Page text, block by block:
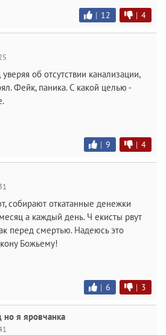
| 12 | 4
об отсутствии канализации,
Фейк, паника. С какой целью -
| 9 | 4
собирают откатанные денежки
а каждый день. Ч екисты рвут
перед смертью. Надеюсь это
Божьему!
| 6 | 3
но я яровчанка